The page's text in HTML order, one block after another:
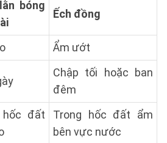
bóng
Ếch đồng
Ẩm ướt
Chập tối hoặc ban
đêm
hốc đất
Trong hốc đất ẩm
bên vực nước